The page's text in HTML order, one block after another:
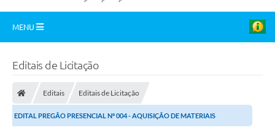
MENU
PDTI
Editais de Licitação
Editais Editais de Licitação
EDITAL PREGÃO PRESENCIAL Nº 004 - AQUISIÇÃO DE MATERIAIS